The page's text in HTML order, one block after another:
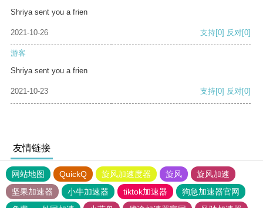
Shriya sent you a frien
2021-10-26 支持[0] 反对[0]
游客
Shriya sent you a frien
2021-10-23 支持[0] 反对[0]
友情链接
网站地图 QuickQ 旋风加速度器 旋风
旋风加速
坚果加速器
小牛加速器 tiktok加速器
狗急加速器官网